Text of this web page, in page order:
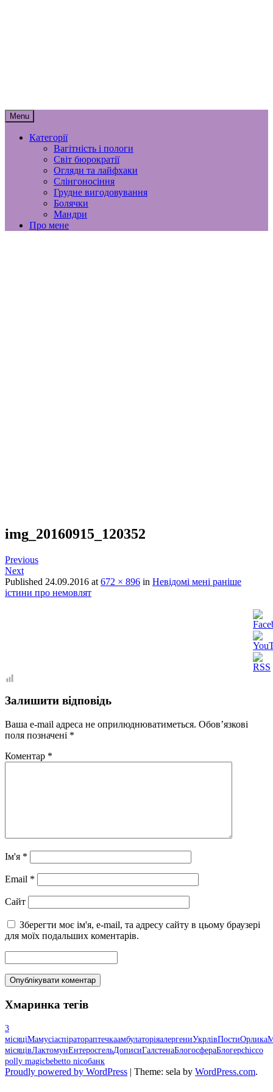
Menu
Категорії
Вагітність і пологи
Світ бюрократії
Огляди та лайфхаки
Слінгоносіння
Грудне вигодовування
Болячки
Мандри
Про мене
img_20160915_120352
Previous
Next
Published 24.09.2016 at 672 × 896 in Невідомі мені раніше
істини про немовлят
Залишити відповідь
Ваша e-mail адреса не оприлюднюватиметься. Обов’язкові
поля позначені *
Коментар *
Ім'я *
Email *
Сайт
Зберегти моє ім'я, e-mail, та адресу сайту в цьому браузері
для моїх подальших коментарів.
Хмаринка тегів
3
місяціМамусіаспіратораптечкаамбулаторіяалергениУкрлівПостиОрлика
місяцівЛактомунЕнтеросгельДописиГалстенаБлогосфераБлогерchicco
polly magicbebetto nicoбанк
Proudly powered by WordPress Theme: sela by WordPress.com.